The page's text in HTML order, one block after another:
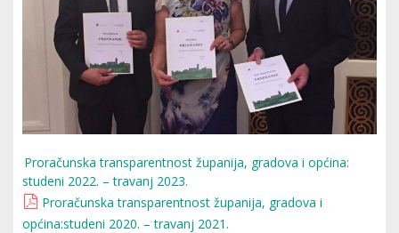
Proračunska transparentnost županija, gradova i općina:
studeni 2022. – travanj 2023.
Proračunska transparentnost županija, gradova i
općina:studeni 2020. – travanj 2021.